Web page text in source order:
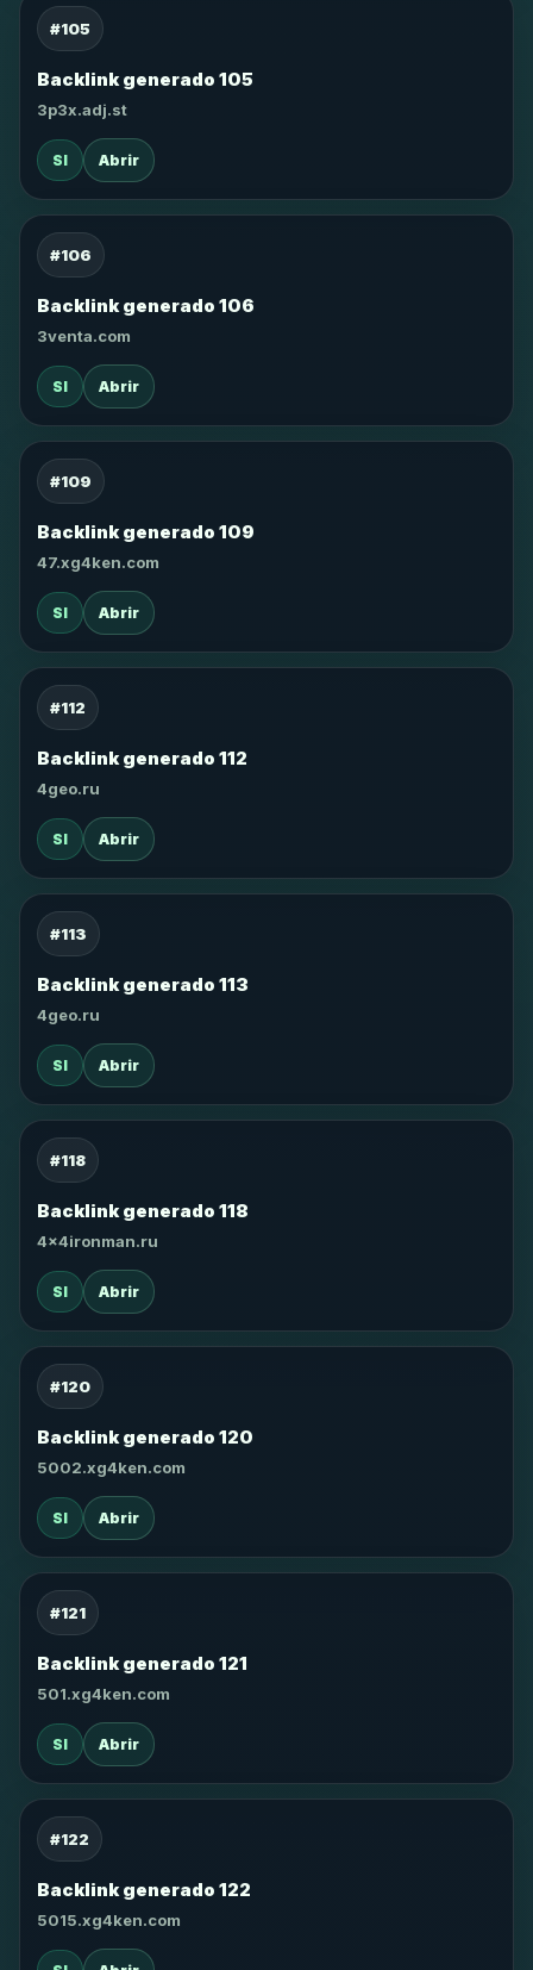
#105
Backlink generado 105
3p3x.adj.st
SI Abrir
#106
Backlink generado 106
3venta.com
SI Abrir
#109
Backlink generado 109
47.xg4ken.com
SI Abrir
#112
Backlink generado 112
4geo.ru
SI Abrir
#113
Backlink generado 113
4geo.ru
SI Abrir
#118
Backlink generado 118
4x4ironman.ru
SI Abrir
#120
Backlink generado 120
5002.xg4ken.com
SI Abrir
#121
Backlink generado 121
501.xg4ken.com
SI Abrir
#122
Backlink generado 122
5015.xg4ken.com